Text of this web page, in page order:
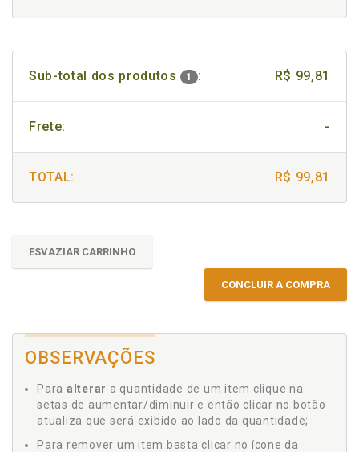
Sub-total dos produtos 1 : R$ 99,81
Frete: -
TOTAL: R$ 99,81
ESVAZIAR CARRINHO
CONCLUIR A COMPRA
OBSERVAÇÕES
Para alterar a quantidade de um item clique na
setas de aumentar/diminuir e então clicar no botão
atualiza que será exibido ao lado da quantidade;
Para remover um item basta clicar no ícone da